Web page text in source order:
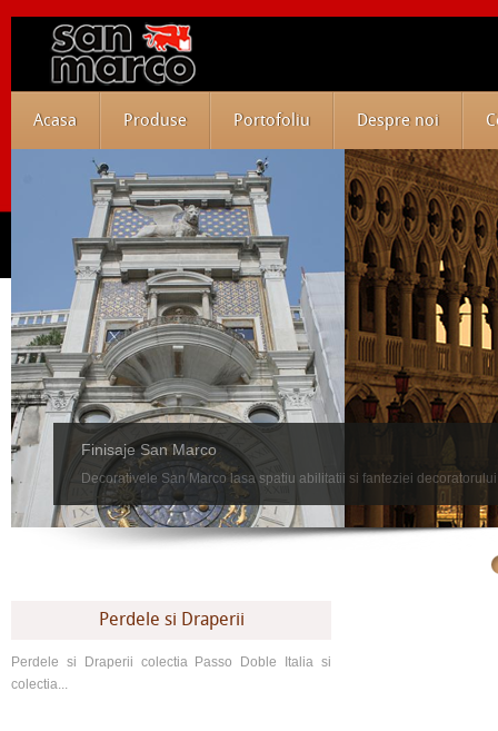
Acasa Produse Portofoliu Despre noi
Finisaje San Marco
Decorativele San Marco lasa spatiu abilitatii si fanteziei
Perdele si Draperii
Perdele si Draperii colectia Passo Doble Italia si
colectia...